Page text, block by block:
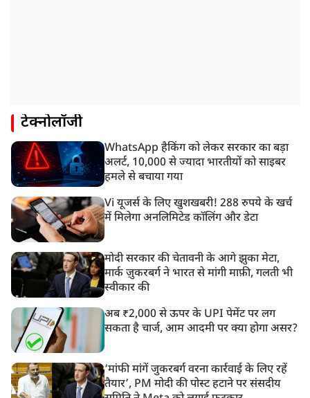
टेक्नोलॉजी
WhatsApp हैकिंग को लेकर सरकार का बड़ा
अलर्ट, 10,000 से ज्यादा भारतीयों को साइबर
हमले से बचाया गया
Vi यूजर्स के लिए खुशखबरी! 288 रुपये के खर्च
में मिलेगा अनलिमिटेड कॉलिंग और डेटा
मोदी सरकार की चेतावनी के आगे झुका मेटा,
मार्क ज़ुकरबर्ग ने भारत से मांगी माफ़ी, गलती भी
स्वीकार की
अब ₹2,000 से ऊपर के UPI पेमेंट पर लग
सकता है चार्ज, आम आदमी पर क्या होगा असर?
‘मांफी मांगें जुकरबर्ग वरना कार्रवाई के लिए रहें
तैयार’, PM मोदी की पोस्ट हटाने पर संसदीय